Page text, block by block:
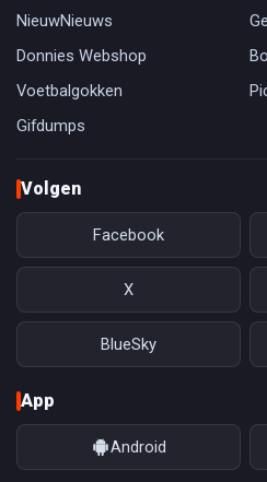
NieuwNieuws
Donnies Webshop
Voetbalgokken
Gifdumps
Volgen
Facebook
X
BlueSky
App
Android